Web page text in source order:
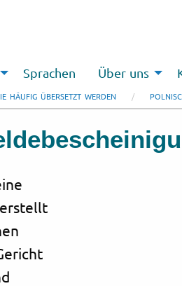
Sprachen Über uns
HÄUFIG ÜBERSETZT WERDEN